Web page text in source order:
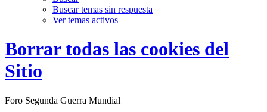
Buscar temas sin respuesta
Ver temas activos
Borrar todas las cookies del
Sitio
Foro Segunda Guerra Mundial